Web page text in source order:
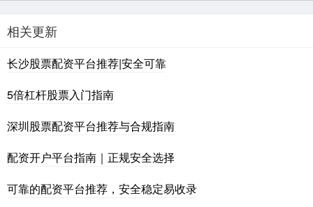
相关更新
长沙股票配资平台推荐|安全可靠
5倍杠杆股票入门指南
深圳股票配资平台推荐与合规指南
配资开户平台指南｜正规安全选择
可靠的配资平台推荐，安全稳定易收录